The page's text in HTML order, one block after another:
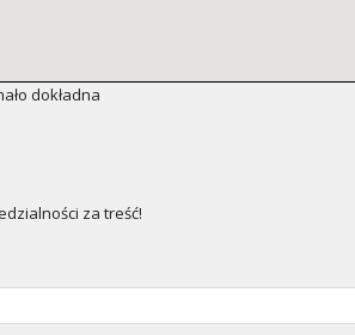
dokładna
za treść!